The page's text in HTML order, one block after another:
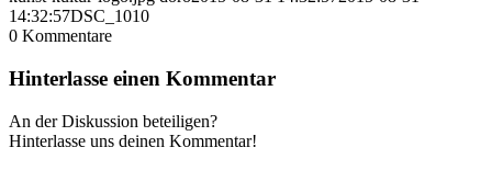
14:32:57DSC_1010
0 Kommentare
Hinterlasse einen Kommentar
An der Diskussion beteiligen?
Hinterlasse uns deinen Kommentar!